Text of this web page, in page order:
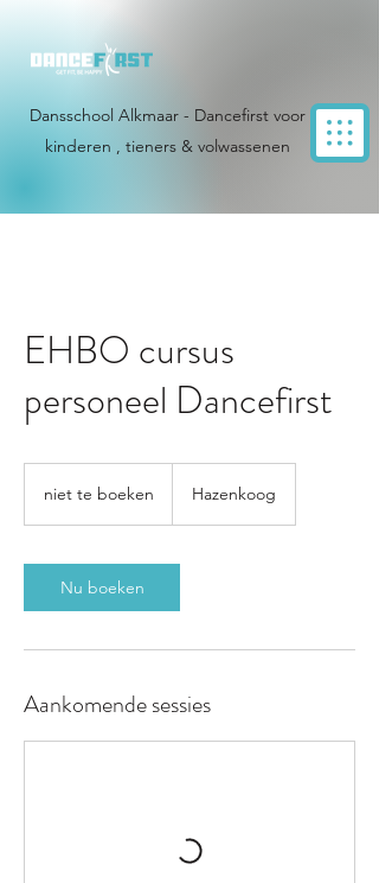
Dansschool Alkmaar - Dancefirst voor
kinderen , tieners & volwassenen
EHBO cursus
personeel Dancefirst
boeken
niet te boeken Hazenkoog
Nu boeken
Aankomende sessies